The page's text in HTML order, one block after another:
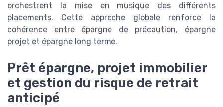
orchestrent la mise en musique des différents
placements. Cette approche globale renforce la
cohérence entre épargne de précaution, épargne
projet et épargne long terme.
Prêt épargne, projet immobilier
et gestion du risque de retrait
anticipé